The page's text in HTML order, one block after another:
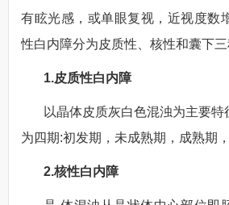
有眩光感，或单眼复视，近视度数
性白内障分为皮质性、核性和囊下三
1.皮质性白内障
以晶体皮质灰白色混浊为主要
为四期:初发期，未成熟期，成熟期，
2.核性白内障